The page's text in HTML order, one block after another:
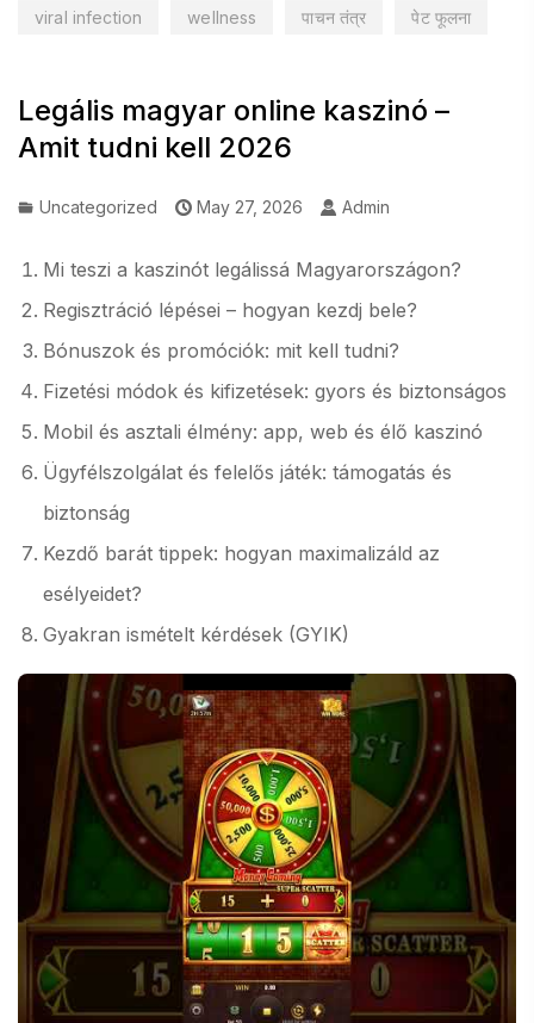
viral infection wellness पाचन तंत्र पेट फूलना
Legális magyar online kaszinó –
Amit tudni kell 2026
Uncategorized May 27, 2026 Admin
Mi teszi a kaszinót legálissá Magyarországon?
Regisztráció lépései – hogyan kezdj bele?
Bónuszok és promóciók: mit kell tudni?
Fizetési módok és kifizetések: gyors és biztonságos
Mobil és asztali élmény: app, web és élő kaszinó
Ügyfélszolgálat és felelős játék: támogatás és
biztonság
Kezdő barát tippek: hogyan maximalizáld az
esélyeidet?
Gyakran ismételt kérdések (GYIK)